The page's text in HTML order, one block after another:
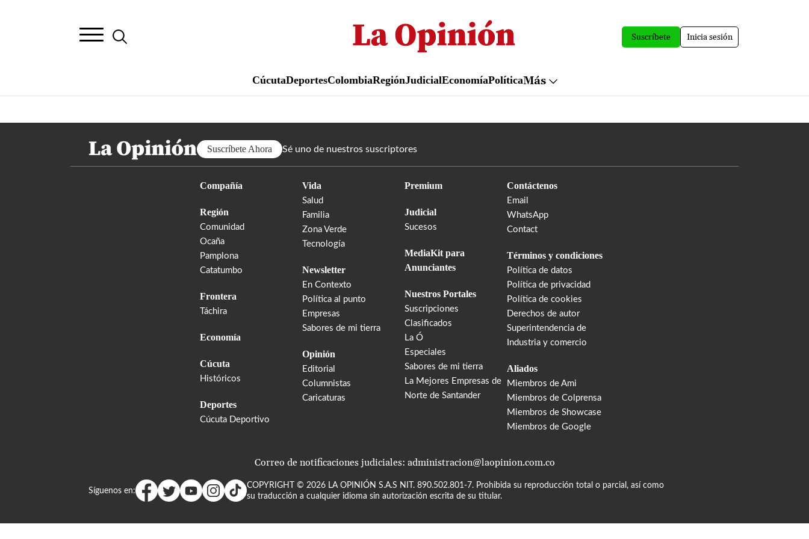
al
contenido
Suscríbete Inicia sesión
CúcutaDeportesColombiaRegiónJudicialEconomíaPolíticaMás
Suscríbete Ahora Sé uno de nuestros suscriptores
Compañía
Región
Comunidad
Ocaña
Pamplona
Catatumbo
Frontera
Táchira
Economía
Cúcuta
Históricos
Deportes
Cúcuta Deportivo
Vida
Salud
Familia
Zona Verde
Tecnología
Newsletter
En Contexto
Política al punto
Empresas
Sabores de mi tierra
Opinión
Editorial
Columnistas
Caricaturas
Premium
Judicial
Sucesos
MediaKit para
Anunciantes
Nuestros Portales
Suscripciones
Clasificados
La Ó
Especiales
Sabores de mi tierra
La Mejores Empresas de
Norte de Santander
Contáctenos
Email
WhatsApp
Contact
Términos y condiciones
Política de datos
Política de privacidad
Política de cookies
Derechos de autor
Superintendencia de
Industria y comercio
Aliados
Miembros de Ami
Miembros de Colprensa
Miembros de Showcase
Miembros de Google
Correo de notificaciones judiciales: administracion@laopinion.com.co
Síguenos en:
COPYRIGHT © 2026 LA OPINIÓN S.A.S NIT. 890.502.801-7. Prohibida su reproducción total o parcial, así como
su traducción a cualquier idioma sin autorización escrita de su titular.